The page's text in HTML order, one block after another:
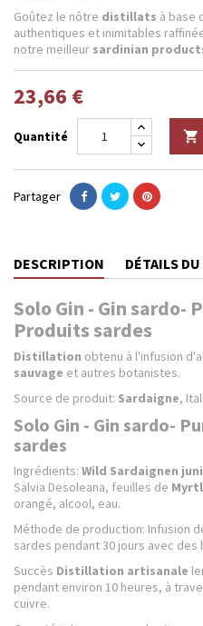
Goûtez le nôtre distillats à base
authentiques et inimitables
notre meilleur sardinian
23,66 €
Quantité 
Partager
DESCRIPTION DÉTAILS
Solo Gin - Gin sardo-
Produits sardes
Distillation obtenu à l'infusion
sauvage et autres botanistes.
Source de produit: Sardaigne,
Solo Gin - Gin sardo-
sardes
Ingrédients: Wild Sardaignen
Salvia Desoleana, feuilles de
orangé, alcool, eau.
Méthode de production: Infusion
sardes pendant 30 jours avec
Succès Distillation artisanale
pendant environ 10 heures, à
cuivre.